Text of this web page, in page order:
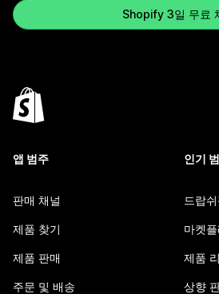
Shopify 3일 무료
앱 범주
판매 채널
제품 찾기
제품 판매
주문 및 배송
인기
드랍쉬
마켓
제품
상향